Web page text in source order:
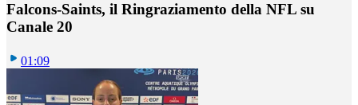
Falcons-Saints, il Ringraziamento della NFL su
Canale 20
01:09